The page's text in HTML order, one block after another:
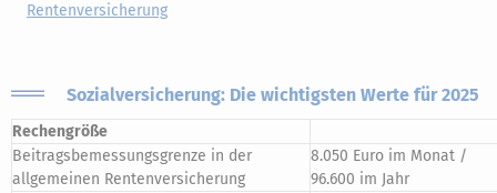
Rentenversicherung
Sozialversicherung: Die wichtigsten Werte für 2025
Rechengröße
Beitragsbemessungsgrenze in der
allgemeinen Rentenversicherung
8.050 Euro im Monat /
96.600 im Jahr